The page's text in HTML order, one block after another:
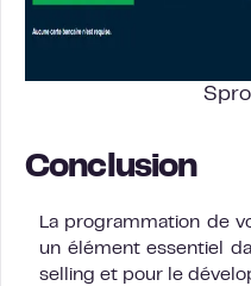
Conclusion
La programmation de
un élément essentiel
selling et pour le